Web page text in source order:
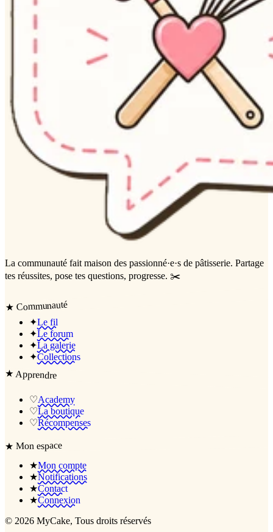
La communauté fait maison des passionné·e·s de pâtisserie. Partage
tes réussites, pose tes questions, progresse. ✂️
★ Communauté
✦Le fil
✦Le forum
✦La galerie
✦Collections
★Apprendre
♡Academy
♡La boutique
♡Récompenses
★Mon espace
★Mon compte
★Notifications
★Contact
★Connexion
© 2026 MyCake, Tous droits réservés